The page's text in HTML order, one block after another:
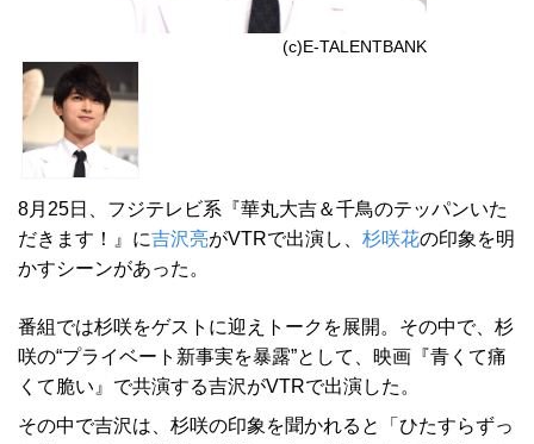
(c)E-TALENTBANK
8月25日、フジテレビ系『華丸大吉＆千鳥のテッパンいた
だきます！』に吉沢亮がVTRで出演し、 杉咲花の印象を明
かすシーンがあった。
番組では杉咲をゲストに迎えトークを展開。その中で、杉
咲の“プライベート新事実を暴露”として、映画『青くて痛
くて脆い』で共演する吉沢がVTRで出演した。
その中で吉沢は、杉咲の印象を聞かれると「ひたすらずっ